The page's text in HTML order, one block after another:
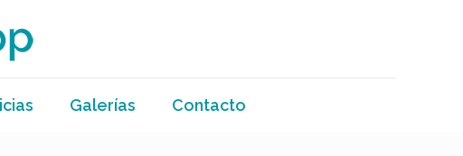
Galerías Contacto